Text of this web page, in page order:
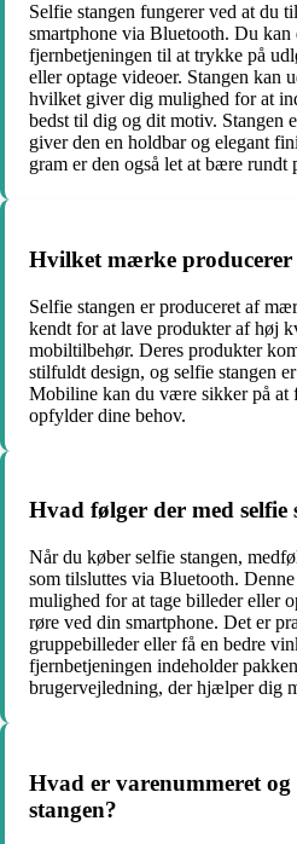
Selfie stangen fungerer ved at du
smartphone via Bluetooth. Du kan
fjernbetjeningen til at trykke på
eller optage videoer. Stangen kan
hvilket giver dig mulighed for at
bedst til dig og dit motiv. Stangen
giver den en holdbar og elegant
gram er den også let at bære rundt
Hvilket mærke producerer
Selfie stangen er produceret af
kendt for at lave produkter af høj
mobiltilbehør. Deres produkter
stilfuldt design, og selfie stangen
Mobiline kan du være sikker på at
opfylder dine behov.
Hvad følger der med selfie
Når du køber selfie stangen,
som tilsluttes via Bluetooth.
mulighed for at tage billeder eller
røre ved din smartphone. Det er
gruppebilleder eller få en bedre
fjernbetjeningen indeholder
brugervejledning, der hjælper dig
Hvad er varenummeret
stangen?